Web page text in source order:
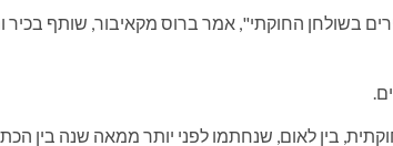
בין לאום, שנחתמו לפני יותר ממאה שנה בין